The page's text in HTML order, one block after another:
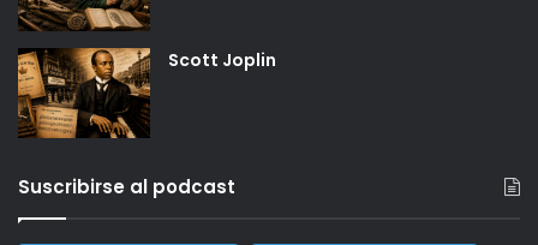
Scott Joplin
Suscribirse al podcast